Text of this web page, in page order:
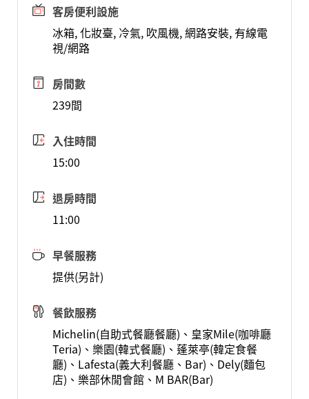
客房便利設施
冰箱, 化妝臺, 冷氣, 吹風機, 網路安裝, 有線電
視/網路
房間數
239間
入住時間
15:00
退房時間
11:00
早餐服務
提供(另計)
餐飲服務
Michelin(自助式餐廳餐廳)、皇家Mile(咖啡廳
Teria)、樂園(韓式餐廳)、蓬萊亭(韓定食餐
廳)、Lafesta(義大利餐廳、Bar)、Dely(麵包
店)、樂部休閒會館、M BAR(Bar)